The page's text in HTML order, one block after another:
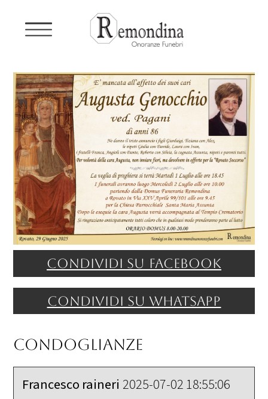
Condividi su facebook
Condividi su WhatsApp
Condoglianze
Francesco raineri 2025-07-02 18:55:06